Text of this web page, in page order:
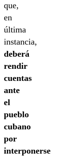
que,
en
última
instancia,
deberá
rendir
cuentas
ante
el
pueblo
cubano
por
interponerse